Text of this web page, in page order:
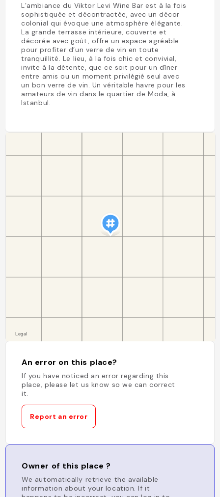
L’ambiance du Viktor Levi Wine Bar est à la fois
sophistiquée et décontractée, avec un décor
colonial qui évoque une atmosphère élégante.
La grande terrasse intérieure, couverte et
décorée avec goût, offre un espace agréable
pour profiter d’un verre de vin en toute
tranquillité. Le lieu, à la fois chic et convivial,
invite à la détente, que ce soit pour un dîner
entre amis ou un moment privilégié seul avec
un bon verre de vin. Un véritable havre pour les
amateurs de vin dans le quartier de Moda, à
Istanbul.
An error on this place?
If you have noticed an error regarding this
place, please let us know so we can correct
it.
Report an error
Owner of this place ?
We automatically retrieve the available
information about your location. If it